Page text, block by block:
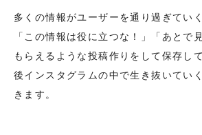
多くの情報がユーザーを通り過ぎてい
「この情報は役に立つな！」「あとで
もらえるような投稿作りをして保存し
後インスタグラムの中で生き抜いてい
きます。